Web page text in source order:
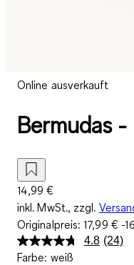
Online ausverkauft
Bermudas
14,99 €
inkl. MwSt., zzgl.
Originalpreis:17,99 €-
4.8 24
(24)
Farbe: weiß